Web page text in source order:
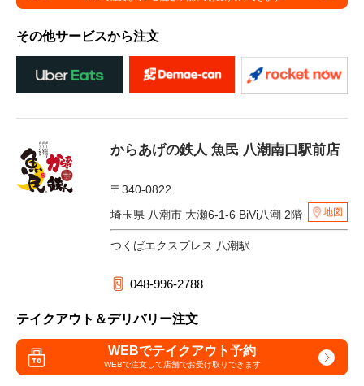
その他サービスから注文
からあげの鉄人 魚民 八潮南口駅前店
〒340-0822
埼玉県 八潮市 大瀬6-1-6 BiVi八潮 2階
地図
つくばエクスプレス 八潮駅
048-996-2788
テイクアウト＆デリバリー注文
WEBでテイクアウト予約
WEBで注文して店舗でお受け取りできます